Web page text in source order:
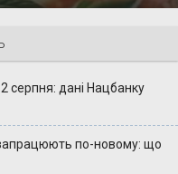
серпня: дані Нацбанку
по-новому: що